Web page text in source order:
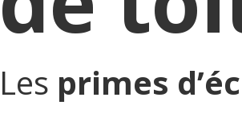
Les primes